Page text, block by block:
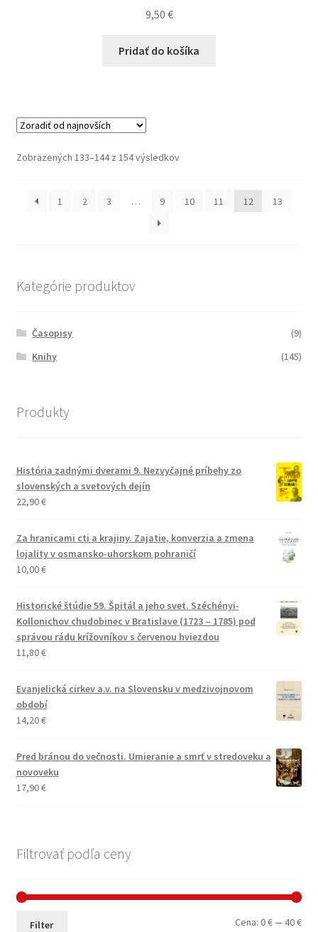
9,50 €
Pridať do košíka
Zobrazených 133–144 z 154 výsledkovZoradené
1
2 3 … 9 10 11 12 13
Kategórie produktov
Časopisy
(9)
Knihy
(145)
Produkty
História zadnými dverami 9. Nezvyčajné príbehy zo
slovenských a svetových dejín
22,90€
Za hranicami cti a krajiny. Zajatie, konverzia a zmena
lojality v osmansko-uhorskom pohraničí
10,00€
Historické štúdie 59. Špitál a jeho svet. Széchényi-
Kollonichov chudobinec v Bratislave (1723 – 1785) pod
správou rádu krížovníkov s červenou hviezdou
11,80€
Evanjelická cirkev a.v. na Slovensku v medzivojnovom
období
14,20€
Pred bránou do večnosti. Umieranie a smrť v stredoveku a
novoveku
17,90€
Filtrovať podľa ceny
Filter Cena:0 €—40 €